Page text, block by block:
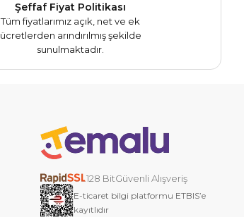
Şeffaf Fiyat Politikası
Tüm fiyatlarımız açık, net ve ek
ücretlerden arındırılmış şekilde
sunulmaktadır.
128 BitGüvenli Alışveriş
E-ticaret bilgi platformu ETBIS’e
kayıtlıdır